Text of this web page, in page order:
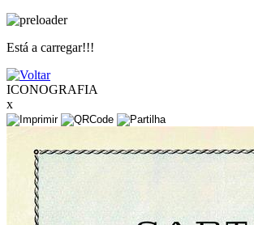
Está a carregar!!!
ICONOGRAFIA
x